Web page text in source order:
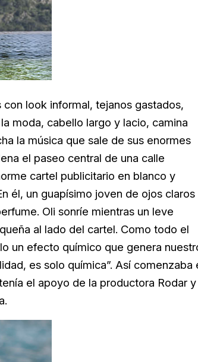
look informal, tejanos gastados,
moda, cabello largo y lacio, camina
la música que sale de sus enormes
el paseo central de una calle
cartel publicitario en blanco y
él, un guapísimo joven de ojos claros
Oli sonríe mientras un leve
al lado del cartel. Como todo el
un efecto químico que genera
es solo química”. Así comenzaba
el apoyo de la productora Rodar y